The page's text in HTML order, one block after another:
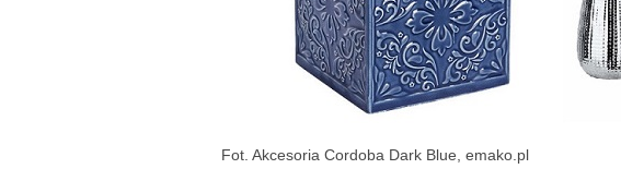
Fot. Akcesoria Cordoba Dark Blue, emako.pl